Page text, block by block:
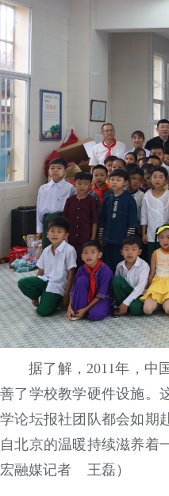
据了解，2011年，中
善了学校教学硬件设施。
学论坛报社团队都会如期
自北京的温暖持续滋养着
宏融媒记者 王磊）